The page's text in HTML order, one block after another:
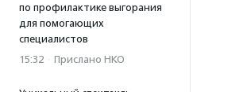
по профилактике выгорания
для помогающих
специалистов
15:32 · Прислано НКО